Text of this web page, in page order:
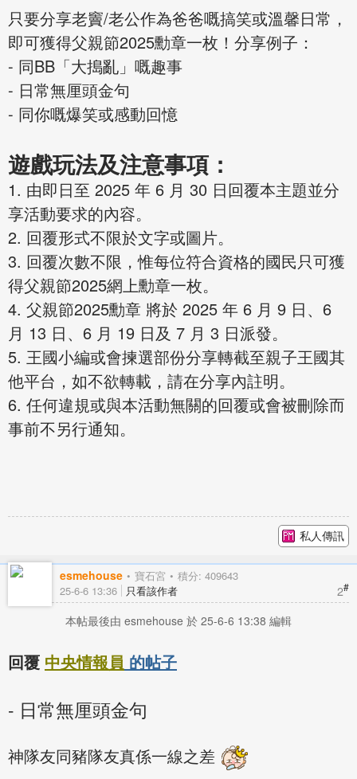
只要分享老竇/老公作為爸爸嘅搞笑或溫馨日常，
即可獲得父親節2025勳章一枚！分享例子：
- 同BB「大搗亂」嘅趣事
- 日常無厘頭金句
- 同你嘅爆笑或感動回憶
遊戲玩法及注意事項：
1. 由即日至 2025 年 6 月 30 日回覆本主題並分
享活動要求的內容。
2. 回覆形式不限於文字或圖片。
3. 回覆次數不限，惟每位符合資格的國民只可獲
得父親節2025網上勳章一枚。
4. 父親節2025勳章 將於 2025 年 6 月 9 日、6
月 13 日、6 月 19 日及 7 月 3 日派發。
5. 王國小編或會揀選部份分享轉截至親子王國其
他平台，如不欲轉載，請在分享內註明。
6. 任何違規或與本活動無關的回覆或會被刪除而
事前不另行通知。
私人傳訊
esmehouse 寶石宮 積分: 409643
2#
25-6-6 13:36 只看該作者
本帖最後由 esmehouse 於 25-6-6 13:38 編輯
回覆 中央情報員 的帖子
- 日常無厘頭金句
神隊友同豬隊友真係一線之差